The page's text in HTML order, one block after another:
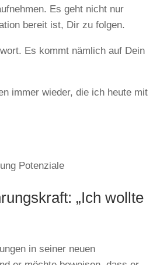
Es geht nicht nur
bereit ist, Dir zu folgen.
Es kommt nämlich auf Dein
immer wieder, die ich heute mit
„Ich wollte
in seiner neuen